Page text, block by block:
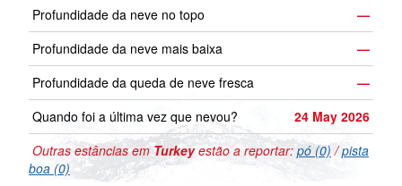
Profundidade da neve no topo
—
Profundidade da neve mais baixa
—
Profundidade da queda de neve fresca
—
Quando foi a última vez que nevou?
24 May 2026
Outras estâncias emTurkeyestão a reportar: pó (0) /pista
boa (0)